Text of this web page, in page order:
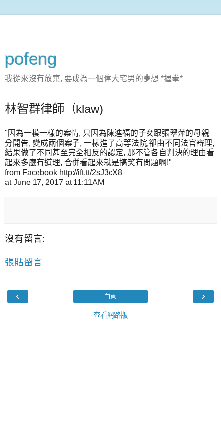
pofeng
我從來沒有放棄, 要成為一個偉大宅男的夢想 *握拳*
林智群律師（klaw)
"因為一模一樣的案情, 只因為陳進福的子女跟張翠萍的母親
分開告, 變成兩個案子, 一樣進了高等法院,卻由不同法官審理,
結果做了不同甚至完全相反的認定, 那不管各自判決的理由看
起來多麼有道理, 合併看起來就是搞笑有問題啊!"
from Facebook http://ift.tt/2sJ3cX8
at June 17, 2017 at 11:11AM
沒有留言:
張貼留言
‹ ›
首頁
查看網路版